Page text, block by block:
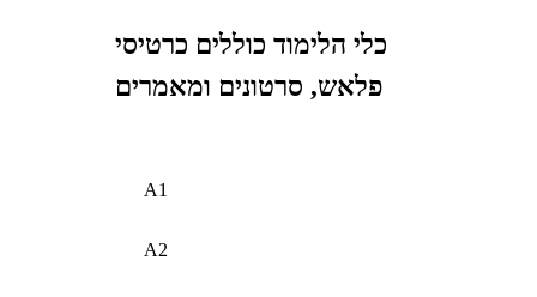
כלי הלימוד כוללים כרטיסי
פלאש, סרטונים ומאמרים
A1
A2